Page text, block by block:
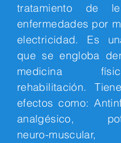
tratamiento de
enfermedades por
electricidad. Es
que se engloba
medicina
rehabilitación.
efectos como:
analgésico,
neuro-muscular,